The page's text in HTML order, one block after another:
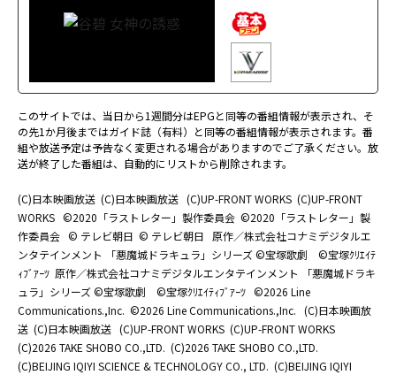
このサイトでは、当日から1週間分はEPGと同等の番組情報が表示され、そ
の先1か月後まではガイド誌（有料）と同等の番組情報が表示されます。番
組や放送予定は予告なく変更される場合がありますのでご了承ください。放
送が終了した番組は、自動的にリストから削除されます。
(C)日本映画放送 (C)日本映画放送 (C)UP-FRONT WORKS (C)UP-FRONT
WORKS ©2020「ラストレター」製作委員会 ©2020「ラストレター」製
作委員会 © テレビ朝日 © テレビ朝日
原作／株式会社コナミデジタルエ
ンタテインメント 「悪魔城ドラキュラ」シリーズ ©宝塚歌劇 ©宝塚ｸﾘｴｲﾃ
ｨﾌﾞｱｰﾂ 原作／株式会社コナミデジタルエンタテインメント 「悪魔城ドラキ
ュラ」シリーズ ©宝塚歌劇 ©宝塚ｸﾘｴｲﾃｨﾌﾞｱｰﾂ ©2026 Line
Communications.,Inc. ©2026 Line Communications.,Inc. (C)日本映画放
送 (C)日本映画放送 (C)UP-FRONT WORKS (C)UP-FRONT WORKS
(C)2026 TAKE SHOBO CO.,LTD. (C)2026 TAKE SHOBO CO.,LTD.
(C)BEIJING IQIYI SCIENCE & TECHNOLOGY CO., LTD. (C)BEIJING IQIYI